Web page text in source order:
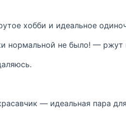
хобби и идеальное
нормальной не было! — ржут
— идеальная пара